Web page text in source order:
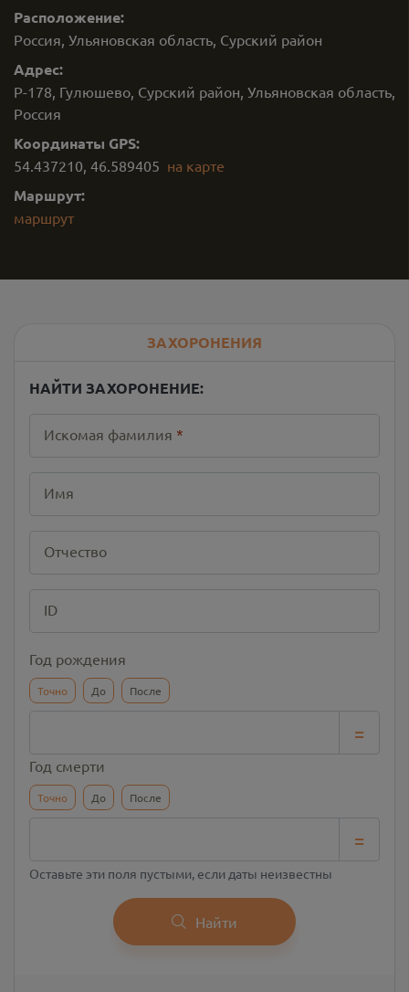
Расположение:
Россия, Ульяновская область, Сурский район
Адрес:
Р-178, Гулюшево, Сурский район, Ульяновская область,
Россия
Координаты GPS:
54.437210, 46.589405 на карте
Маршрут:
маршрут
ЗАХОРОНЕНИЯ
НАЙТИ ЗАХОРОНЕНИЕ:
Искомая фамилия *
Имя
Отчество
ID
Год рождения
Точно До После
=
Год смерти
Точно До После
=
Оставьте эти поля пустыми, если даты неизвестны
Найти